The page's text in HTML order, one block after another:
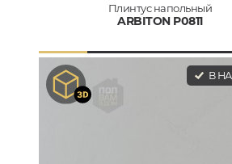
Плинтус напольный
ARBITON P0811
В